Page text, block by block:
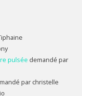
pulsée demandé par
par christelle